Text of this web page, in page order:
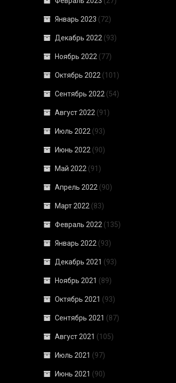
Январь 2023 (72)
Декабрь 2022 (93)
Ноябрь 2022 (77)
Октябрь 2022 (101)
Сентябрь 2022 (54)
Август 2022 (91)
Июль 2022 (93)
Июнь 2022 (90)
Май 2022 (91)
Апрель 2022 (90)
Март 2022 (83)
Февраль 2022 (135)
Январь 2022 (93)
Декабрь 2021 (93)
Ноябрь 2021 (89)
Октябрь 2021 (93)
Сентябрь 2021 (87)
Август 2021 (105)
Июль 2021 (97)
Июнь 2021 (90)